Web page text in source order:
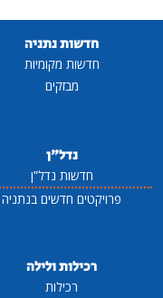
חדשות נתניה
חדשות מקומיות
מבזקים
נדל"ן
חדשות נדל"ן
פרויקטים חדשים בנתניה
רכילות ולילה
רכילות